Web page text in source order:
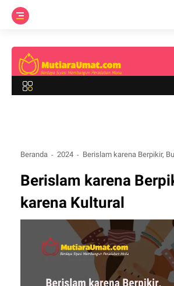
Beranda 2024 Berislam karena Berpikir,
Berislam karena
karena Kultural